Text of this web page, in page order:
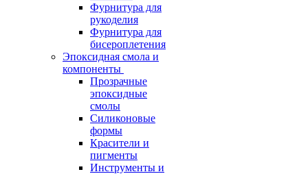
Фурнитура для
рукоделия
Фурнитура для
бисероплетения
Эпоксидная смола и
компоненты
Прозрачные
эпоксидные
смолы
Силиконовые
формы
Красители и
пигменты
Инструменты и